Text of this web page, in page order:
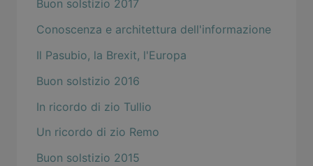
Buon solstizio 2017
Conoscenza e architettura dell'informazione
Il Pasubio, la Brexit, l'Europa
Buon solstizio 2016
In ricordo di zio Tullio
Un ricordo di zio Remo
Buon solstizio 2015